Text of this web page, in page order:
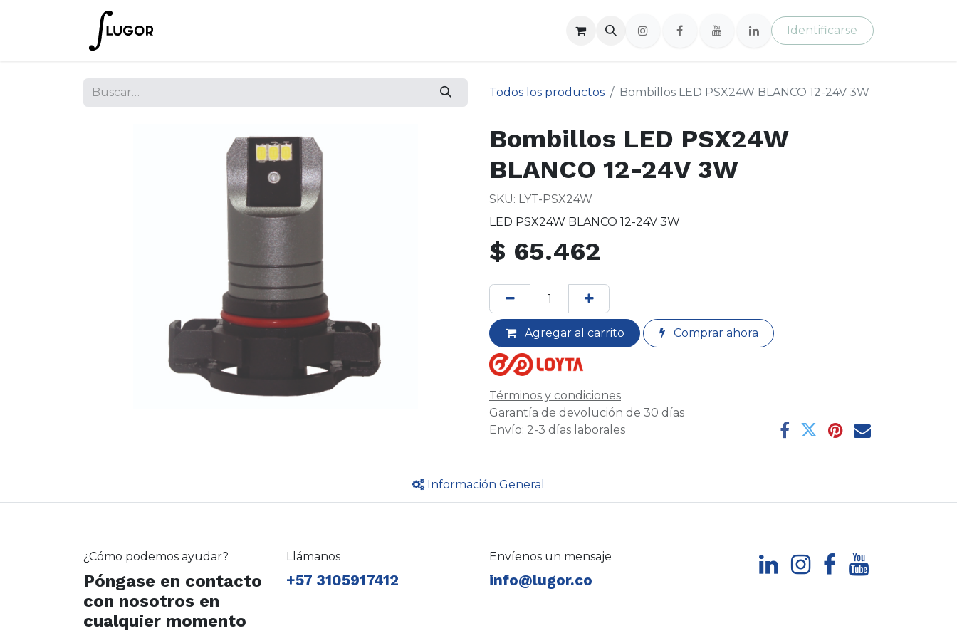
Identificarse
Todos los productos Bombillos LED PSX24W BLANCO 12-24V 3W
Bombillos LED PSX24W
BLANCO 12-24V 3W
SKU: LYT-PSX24W
LED PSX24W BLANCO 12-24V 3W
$ 65.462
Agregar al carrito Comprar ahora
Términos y condiciones
Garantía de devolución de 30 días
Envío: 2-3 días laborales
Información General
¿Cómo podemos ayudar?
Póngase en contacto
con nosotros en
cualquier momento
Llámanos
+57 3105917412
Envíenos un mensaje
info@lugor.co